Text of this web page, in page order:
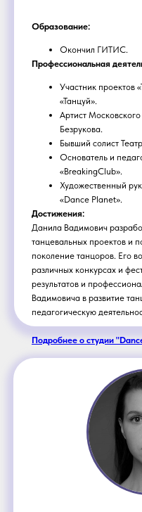
Образование:
Окончил ГИТИС.
Профессиональная
Участник проектов
«Танцуй».
Артист
Безрукова.
Бывший солист
Основатель и
«BreakingClub».
Художественный
«Dance Planet».
Достижения:
Данила Вадимович
танцевальных проектов и
поколение танцоров. Его
различных конкурсах и
результатов и
Вадимовича в развитие
педагогическую
Подробнее о студии